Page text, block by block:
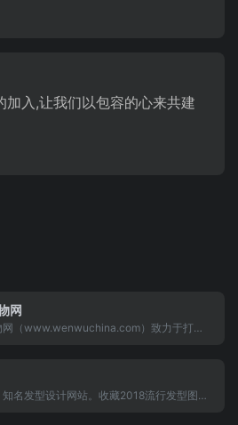
入,让我们以包容的心来共建
网
网（www.wenwuchina.com）致力于打造
名发型设计网站。收藏2018流行发型图